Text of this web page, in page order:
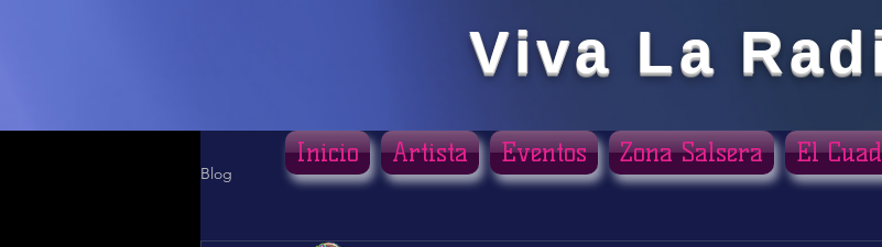
Viva La
Blog
Inicio Artista Eventos Zona Salsera El